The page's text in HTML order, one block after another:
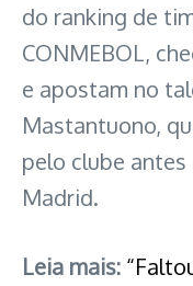
do ranking de
CONMEBOL,
e apostam no
Mastantuono,
pelo clube
Madrid.
Leia mais: